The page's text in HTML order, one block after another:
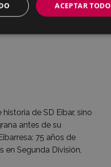
de SD Eibar, sino
antes de su
75 años de
Segunda División,
ACEPTAR TODO